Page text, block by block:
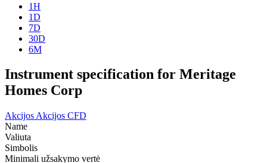
1H
1D
7D
30D
6M
Instrument specification for Meritage
Homes Corp
Akcijos Akcijos CFD
Name
Valiuta
Simbolis
Minimali užsakymo vertė